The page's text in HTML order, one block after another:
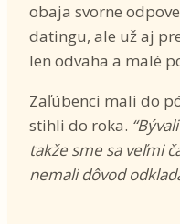
obaja svorne
datingu, ale už aj
len odvaha a malé
Zaľúbenci mali do
stihli do roka.
takže sme sa veľmi
nemali dôvod